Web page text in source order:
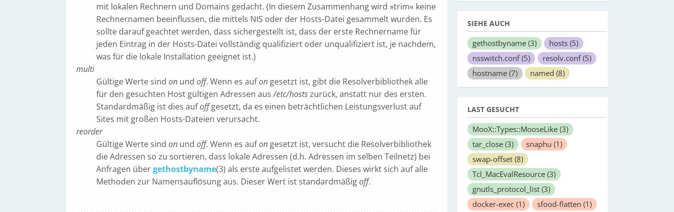
mit lokalen Rechnern und Domains gedacht. (In diesem Zusammenhang wird »trim« keine
Rechnernamen beeinflussen, die mittels NIS oder der Hosts-Datei gesammelt wurden. Es
sollte darauf geachtet werden, dass sichergestellt ist, dass der erste Rechnername für
jeden Eintrag in der Hosts-Datei vollständig qualifiziert oder unqualifiziert ist, je nachdem,
was für die lokale Installation geeignet ist.)
multi
Gültige Werte sind on und off. Wenn es aufon gesetzt ist, gibt die Resolverbibliothek alle
für den gesuchten Host gültigen Adressen aus/etc/hostszurück, anstatt nur des ersten.
Standardmäßig ist dies aufoffgesetzt, da es einen beträchtlichen Leistungsverlust auf
Sites mit großen Hosts-Dateien verursacht.
reorder
Gültige Werte sind on und off. Wenn es aufon gesetzt ist, versucht die Resolverbibliothek
die Adressen so zu sortieren, dass lokale Adressen (d.h. Adressen im selben Teilnetz) bei
Anfragen übergethostbyname(3) als erste aufgelistet werden. Dieses wirkt sich auf alle
Methoden zur Namensauflösung aus. Dieser Wert ist standardmäßigoff.
SIEHE AUCH
gethostbyname (3) hosts (5)
nsswitch.conf(5) resolv.conf(5)
hostname (7) named (8)
LAST GESUCHT
MooX::Types::MooseLike (3)
tar_close (3) snaphu (1)
swap-offset (8)
Tcl_MacEvalResource (3)
gnutls_protocol_list (3)
docker-exec (1) sfood-flatten (1)